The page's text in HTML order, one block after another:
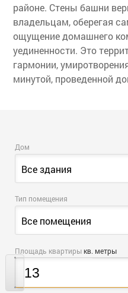
районе. Стены башни
владельцам, оберегая
ощущение домашнего
уединенности. Это
гармонии,
минутой, проведенной
Дом
Все здания
Тип помещения
Все помещения
Площадь квартиры кв. метры